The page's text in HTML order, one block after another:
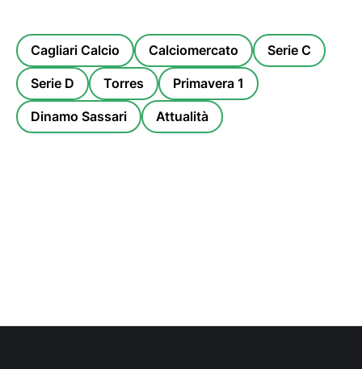
Cagliari Calcio Calciomercato Serie C
Serie D Torres Primavera 1
Dinamo Sassari Attualità